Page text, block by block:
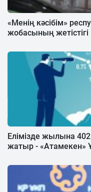
«Менің кәсібім»
жобасының жетістігі
Елімізде жылына
жатыр - «Атамекен»